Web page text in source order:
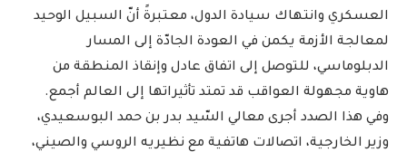
العسكري وانتهاك سيادة الدول، معتبرةً أنّ السبيل الوحيد
لمعالجة الأزمة يكمن في العودة الجادّة إلى المسار
الدبلوماسي، للتوصل إلى اتفاق عادل وإنقاذ المنطقة من
هاوية مجهولة العواقب قد تمتد تأثيراتها إلى العالم أجمع.
وفي هذا الصدد أجرى معالي السّيد بدر بن حمد البوسعيدي،
وزير الخارجية، اتصالات هاتفية مع نظيريه الروسي والصيني،